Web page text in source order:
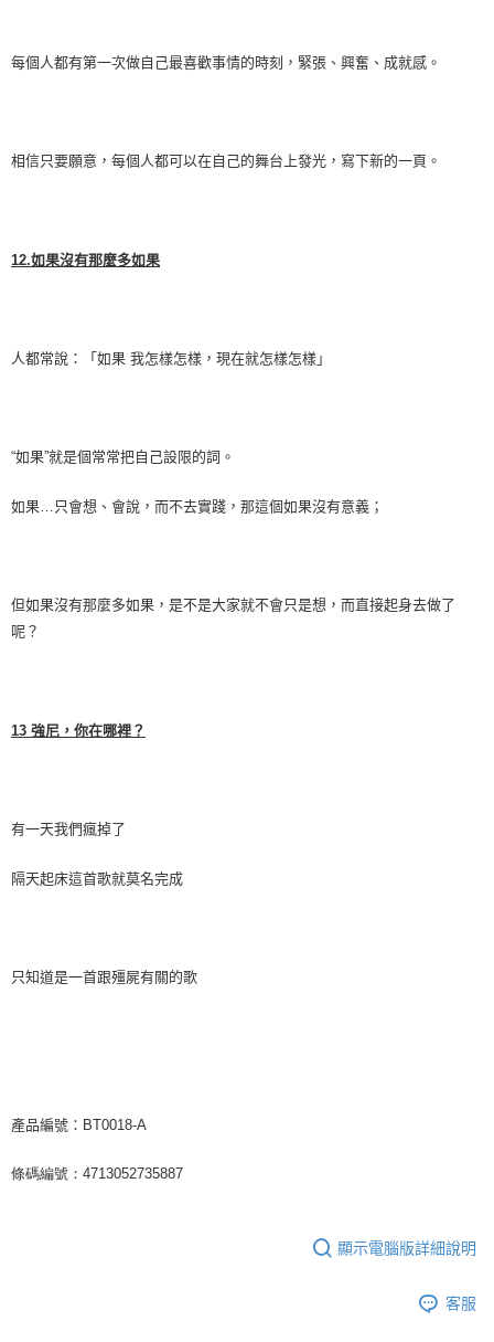
每個人都有第一次做自己最喜歡事情的時刻，緊張、興奮、成就感。
相信只要願意，每個人都可以在自己的舞台上發光，寫下新的一頁。
12.如果沒有那麼多如果
人都常說：「如果 我怎樣怎樣，現在就怎樣怎樣」
“如果”就是個常常把自己設限的詞。
如果 只會想、會說，而不去實踐，那這個如果沒有意義；
但如果沒有那麼多如果，是不是大家就不會只是想，而直接起身去做了
呢？
13 強尼，你在哪裡？
有一天我們瘋掉了
隔天起床這首歌就莫名完成
只知道是一首跟殭屍有關的歌
產品編號：BT0018-A
條碼編號： 4713052735887
顯示電腦版詳細說明
客服